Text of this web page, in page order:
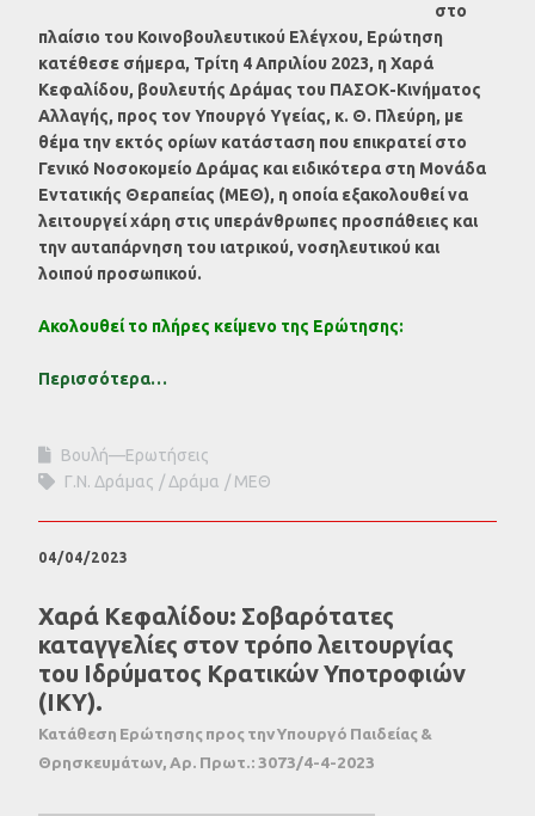
στο
πλαίσιο του Κοινοβουλευτικού Ελέγχου, Ερώτηση
κατέθεσε σήμερα, Τρίτη 4 Απριλίου 2023, η Χαρά
Κεφαλίδου, βουλευτής Δράμας του ΠΑΣΟΚ-Κινήματος
Αλλαγής, προς τονΥπουργό Υγείας, κ. Θ. Πλεύρη, με
θέμα την εκτός ορίων κατάσταση που επικρατεί στο
Γενικό Νοσοκομείο Δράμας και ειδικότερα στη Μονάδα
Εντατικής Θεραπείας (ΜΕΘ), η οποία εξακολουθεί να
λειτουργεί χάρη στις υπεράνθρωπες προσπάθειες και
την αυταπάρνηση του ιατρικού, νοσηλευτικού και
λοιπού προσωπικού.
Ακολουθεί το πλήρες κείμενο της Ερώτησης:
Περισσότερα…
Βουλή—Ερωτήσεις
Γ.Ν. Δράμας
Δράμα ΜΕΘ
04/04/2023
Χαρά Κεφαλίδου: Σοβαρότατες
καταγγελίες στον τρόπο λειτουργίας
του Ιδρύματος Κρατικών Υποτροφιών
(ΙΚΥ).
Κατάθεση Ερώτησης προς την Υπουργό Παιδείας &
Θρησκευμάτων, Αρ. Πρωτ.: 3073/4-4-2023